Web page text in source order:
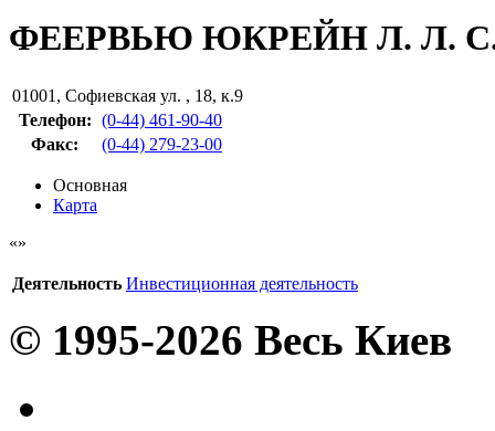
ФЕЕРВЬЮ ЮКРЕЙН Л. Л.
01001 , Софиевская ул. , 18, к.9
Телефон: (0-44) 461-90-40
Факс: (0-44) 279-23-00
Основная
Карта
Деятельность Инвестиционная деятельность
© 1995-2026 Весь Киев